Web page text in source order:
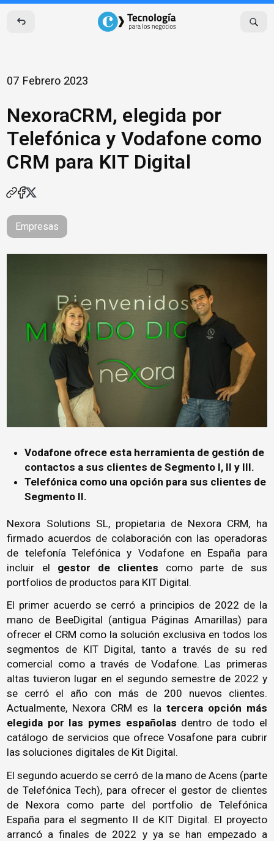
Skip
content
07 Febrero 2023
NexoraCRM, elegida por
Telefónica y Vodafone como
CRM para KIT Digital
Empresas
Vodafone ofrece esta herramienta de gestión de
contactos a sus clientes de Segmento I, II y III.
Telefónica como una opción para sus clientes de
Segmento II.
Nexora Solutions SL, propietaria de Nexora CRM, ha
firmado acuerdos de colaboración con las operadoras
de telefonía Telefónica y Vodafone en España para
incluir el gestor de clientes como parte de sus
portfolios de productos para KIT Digital.
El primer acuerdo se cerró a principios de 2022 de la
mano de BeeDigital (antigua Páginas Amarillas) para
ofrecer el CRM como la solución exclusiva en todos los
segmentos de KIT Digital, tanto a través de su red
comercial como a través de Vodafone. Las primeras
altas tuvieron lugar en el segundo semestre de 2022 y
se cerró el año con más de 200 nuevos clientes.
Actualmente, Nexora CRM es la tercera opción más
elegida por las pymes españolas dentro de todo el
catálogo de servicios que ofrece Vosafone para cubrir
las soluciones digitales de Kit Digital.
El segundo acuerdo se cerró de la mano de Acens (parte
de Telefónica Tech), para ofrecer el gestor de clientes
de Nexora como parte del portfolio de Telefónica
España para el segmento II de KIT Digital. El proyecto
arrancó a finales de 2022 y ya se han empezado a